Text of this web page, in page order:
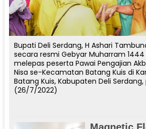
Bupati Deli Serdang, H Ashari
secara resmi Gebyar Muharram 1444
melepas peserta Pawai Pengajian
Nisa se-Kecamatan Batang Kuis di
Batang Kuis, Kabupaten Deli Serdang,
(26/7/2022)